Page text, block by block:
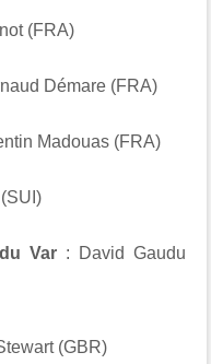
(FRA)
Démare (FRA)
Madouas (FRA)
Var: David Gaudu
(GBR)